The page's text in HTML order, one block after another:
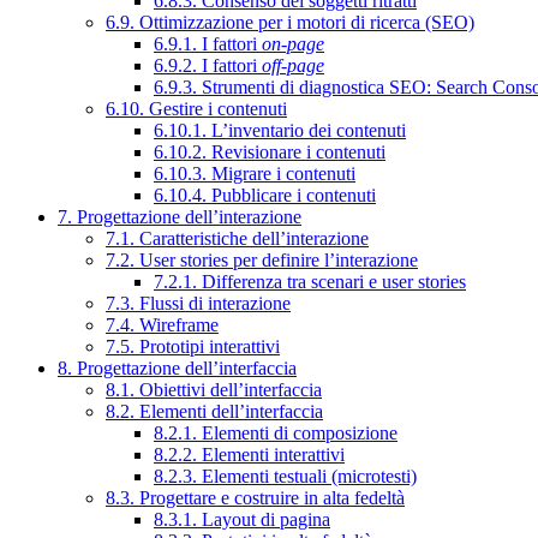
6.9. Ottimizzazione per i motori di ricerca (SEO)
6.9.1. I fattori on-page
6.9.2. I fattori off-page
6.9.3. Strumenti di diagnostica SEO: Search
6.10. Gestire i contenuti
6.10.1. L’inventario dei contenuti
6.10.2. Revisionare i contenuti
6.10.3. Migrare i contenuti
6.10.4. Pubblicare i contenuti
7. Progettazione dell’interazione
7.1. Caratteristiche dell’interazione
7.2. User stories per definire l’interazione
7.2.1. Differenza tra scenari e user stories
7.3. Flussi di interazione
7.4. Wireframe
7.5. Prototipi interattivi
8. Progettazione dell’interfaccia
8.1. Obiettivi dell’interfaccia
8.2. Elementi dell’interfaccia
8.2.1. Elementi di composizione
8.2.2. Elementi interattivi
8.2.3. Elementi testuali (microtesti)
8.3. Progettare e costruire in alta fedeltà
8.3.1. Layout di pagina